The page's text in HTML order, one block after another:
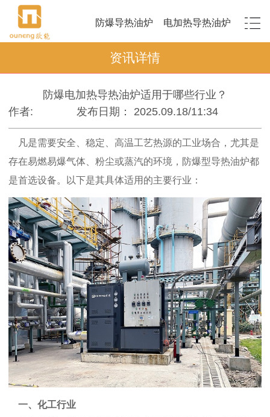
防爆导热油炉 电加热导热油炉
资讯详情
防爆电加热导热油炉适用于哪些行业？
作者:
发布日期： 2025.09.18/11:34
凡是需要安全、稳定、高温工艺热源的工业场合，尤其是
存在易燃易爆气体、粉尘或蒸汽的环境，防爆型导热油炉都
是首选设备。以下是其具体适用的主要行业：
一、化工行业